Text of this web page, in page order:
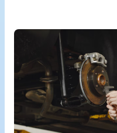
parque automotor y
tránsito en cada
Transportes y
Superintendencia